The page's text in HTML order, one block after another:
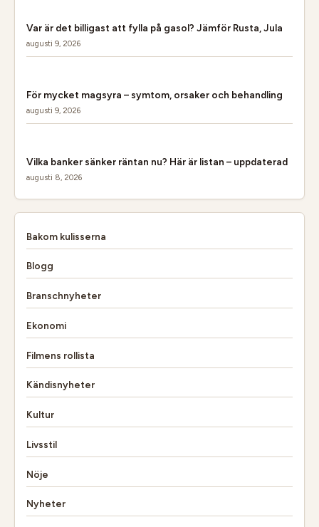
Var är det billigast att fylla på gasol? Jämför Rusta, Jula
augusti 9, 2026
För mycket magsyra – symtom, orsaker och behandling
augusti 9, 2026
Vilka banker sänker räntan nu? Här är listan – uppdaterad
augusti 8, 2026
Bakom kulisserna
Blogg
Branschnyheter
Ekonomi
Filmens rollista
Kändisnyheter
Kultur
Livsstil
Nöje
Nyheter